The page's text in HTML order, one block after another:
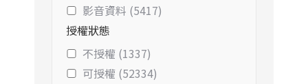
影音資料 (5417)
授權狀態
不授權 (1337)
可授權 (52334)